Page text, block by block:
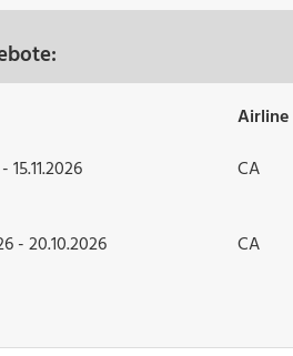
Airline
15.11.2026 CA
- 20.10.2026 CA